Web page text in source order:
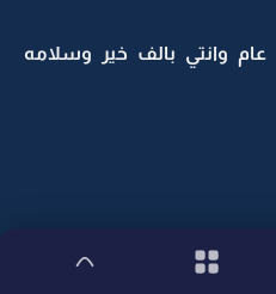
وانتي بالف خير وسلامه